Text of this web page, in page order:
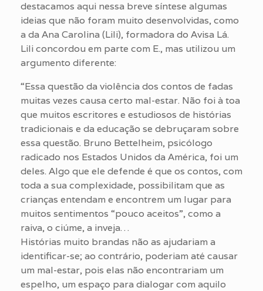
destacamos aqui nessa breve síntese algumas
ideias que não foram muito desenvolvidas, como
a da Ana Carolina (Lili), formadora do Avisa Lá.
Lili concordou em parte com E., mas utilizou um
argumento diferente:
“Essa questão da violência dos contos de fadas
muitas vezes causa certo mal-estar. Não foi à toa
que muitos escritores e estudiosos de histórias
tradicionais e da educação se debruçaram sobre
essa questão. Bruno Bettelheim, psicólogo
radicado nos Estados Unidos da América, foi um
deles. Algo que ele defende é que os contos, com
toda a sua complexidade, possibilitam que as
crianças entendam e encontrem um lugar para
muitos sentimentos “pouco aceitos”, como a
raiva, o ciúme, a inveja…
Histórias muito brandas não as ajudariam a
identificar-se; ao contrário, poderiam até causar
um mal-estar, pois elas não encontrariam um
espelho, um espaço para dialogar com aquilo